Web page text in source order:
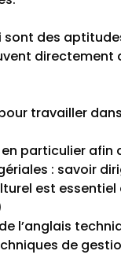
des
directement
travailler
particulier afin
: savoir
est essentiel
l’anglais
de